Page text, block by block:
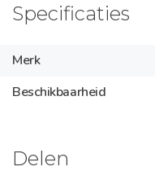
Specificaties
Merk
Beschikbaarheid
Delen